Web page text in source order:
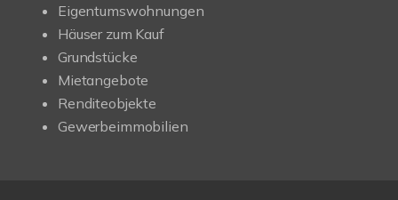
Eigentumswohnungen
Häuser zum Kauf
Grundstücke
Mietangebote
Renditeobjekte
Gewerbeimmobilien